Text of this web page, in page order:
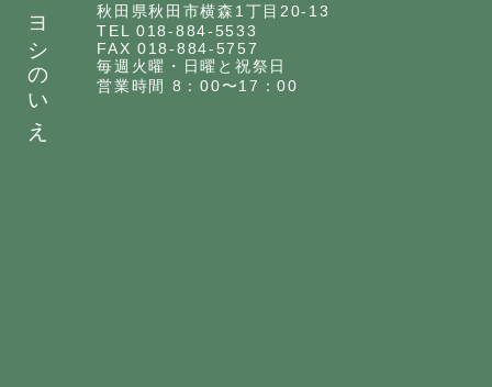
ヨシのいえ
秋田県秋田市横森1丁目20-13
TEL 018-884-5533
FAX 018-884-5757
毎週火曜・日曜と祝祭日
営業時間 8：00〜17：00